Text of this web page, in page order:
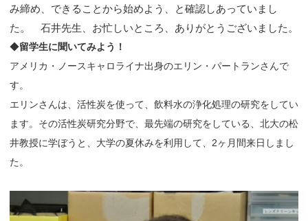
み締め、できることから始めよう、と確認しあっていまし
た。 石井先生、お忙しいところ、ありがとうございました。
◆留学生に聞いてみよう！
アメリカ・ノースキャロライナ出身のエリン・パートランさんで
す。
エリンさんは、活性炭を使って、飲料水の浄化処理の研究をしてい
ます。その活性炭研究分野で、最先端の研究をしている、北大の松
井教授に学ぼうと、大学の夏休みを利用して、2ヶ月間来日しまし
た。